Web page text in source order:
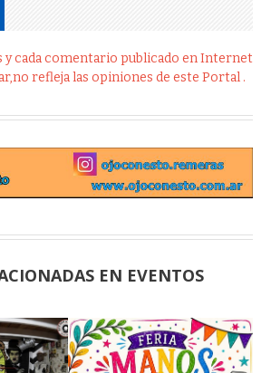
y cada comentario publicado en Internet
refleja las opiniones de este Portal .
EN EVENTOS